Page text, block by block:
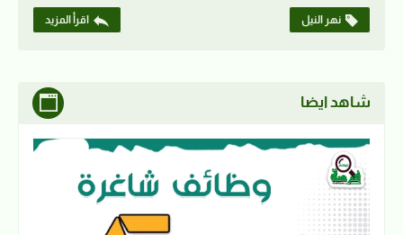
نهر النيل اقرأ المزيد
شاهد ايضا